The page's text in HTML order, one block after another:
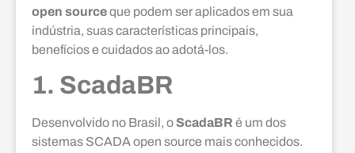
open sourceque podem ser aplicados em sua
indústria, suas características principais,
benefícios e cuidados ao adotá-los.
1. ScadaBR
Desenvolvido no Brasil, o ScadaBR é um dos
sistemas SCADA open source mais conhecidos.